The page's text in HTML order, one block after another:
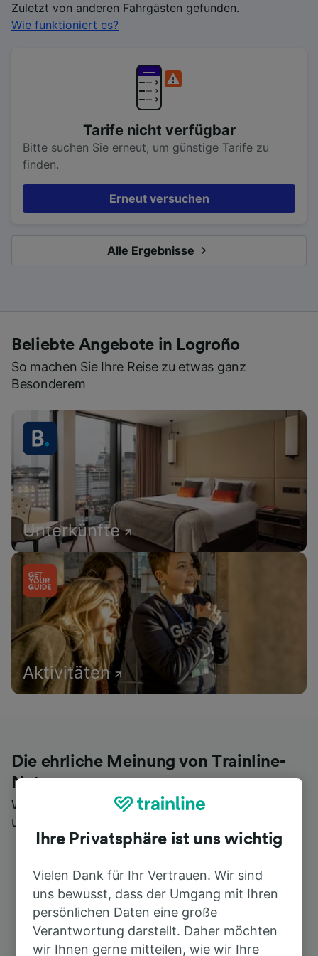
Zuletzt von anderen Fahrgästen gefunden.
Wie funktioniert es?
Tarife nicht verfügbar
Bitte suchen Sie erneut, um günstige Tarife zu
finden.
Erneut versuchen
Alle Ergebnisse
Beliebte Angebote in Logroño
So machen Sie Ihre Reise zu etwas ganz
Besonderem
Unterkünfte
Aktivitäten
Die ehrliche Meinung von Trainline-
Nutzern
Wer könnte Ihnen besseres Feedback geben als
unsere Kunden selbst?
Ihre Privatsphäre ist uns wichtig
Vielen Dank für Ihr Vertrauen. Wir sind
uns bewusst, dass der Umgang mit Ihren
persönlichen Daten eine große
Verantwortung darstellt. Daher möchten
wir Ihnen gerne mitteilen, wie wir Ihre